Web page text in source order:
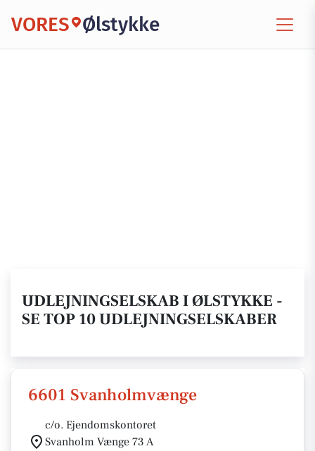
VORES Ølstykke
UDLEJNINGSELSKAB I ØLSTYKKE -
SE TOP 10 UDLEJNINGSELSKABER
6601 Svanholmvænge
c/o. Ejendomskontoret
Svanholm Vænge 73 A